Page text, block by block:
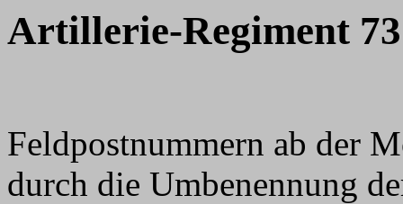
Artillerie-Regiment 73
Feldpostnummern ab der
durch die Umbenennung